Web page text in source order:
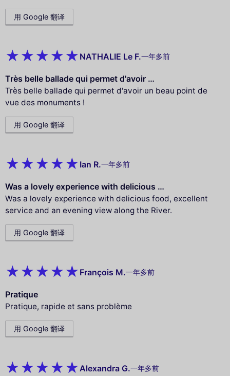
用 Google 翻译
NATHALIE Le F.一年多前
Très belle ballade qui permet d'avoir …
Très belle ballade qui permet d'avoir un beau point de
vue des monuments !
用 Google 翻译
Ian R.一年多前
Was a lovely experience with delicious …
Was a lovely experience with delicious food, excellent
service and an evening view along the River.
用 Google 翻译
François M.一年多前
Pratique
Pratique, rapide et sans problème
用 Google 翻译
Alexandra G.一年多前